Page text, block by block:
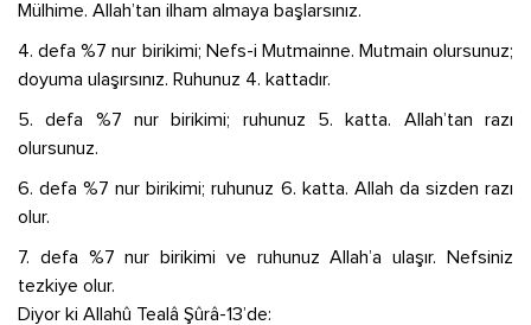
Mülhime. Allah’tan ilham almaya başlarsınız.
4. defa %7 nur birikimi; Nefs-i Mutmainne. Mutmain olursunuz;
doyuma ulaşırsınız. Ruhunuz 4. kattadır.
5. defa %7 nur birikimi; ruhunuz 5. katta. Allah’tan razı
olursunuz.
6. defa %7 nur birikimi; ruhunuz 6. katta. Allah da sizden razı
olur.
7. defa %7 nur birikimi ve ruhunuz Allah’a ulaşır. Nefsiniz
tezkiye olur.
Diyor ki Allahû Tealâ Şûrâ-13’de: